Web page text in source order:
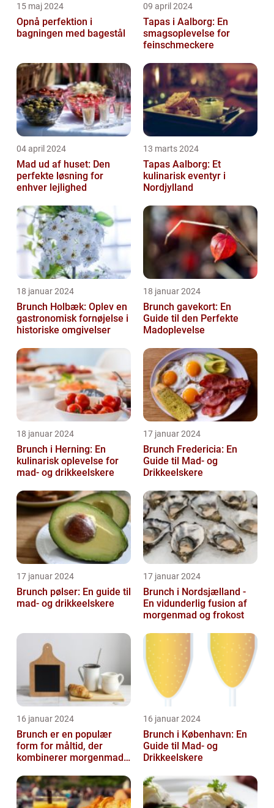
15 maj 2024
Opnå perfektion i
bagningen med bagestål
09 april 2024
Tapas i Aalborg: En
smagsoplevelse for
feinschmeckere
04 april 2024
Mad ud af huset: Den
perfekte løsning for
enhver lejlighed
13 marts 2024
Tapas Aalborg: Et
kulinarisk eventyr i
Nordjylland
18 januar 2024
Brunch Holbæk: Oplev en
gastronomisk fornøjelse i
historiske omgivelser
18 januar 2024
Brunch gavekort: En
Guide til den Perfekte
Madoplevelse
18 januar 2024
Brunch i Herning: En
kulinarisk oplevelse for
mad- og drikkeelskere
17 januar 2024
Brunch Fredericia: En
Guide til Mad- og
Drikkeelskere
17 januar 2024
Brunch pølser: En guide til
mad- og drikkeelskere
17 januar 2024
Brunch i Nordsjælland -
En vidunderlig fusion af
morgenmad og frokost
16 januar 2024
Brunch er en populær
form for måltid, der
kombinerer morgenmad
mulighed for ...
16 januar 2024
Brunch i København: En
Guide til Mad- og
Drikkeelskere